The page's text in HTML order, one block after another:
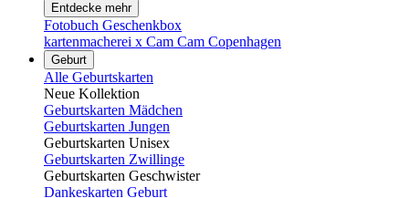
Entdecke mehr
Fotobuch Geschenkbox
kartenmacherei x Cam Cam Copenhagen
Geburt
Alle Geburtskarten
Neue Kollektion
Geburtskarten Mädchen
Geburtskarten Jungen
Geburtskarten Unisex
Geburtskarten Zwillinge
Geburtskarten Geschwister
Dankeskarten Geburt